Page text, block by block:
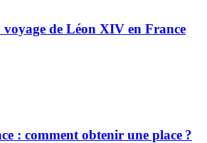
de Léon XIV en France
: comment obtenir une place ?